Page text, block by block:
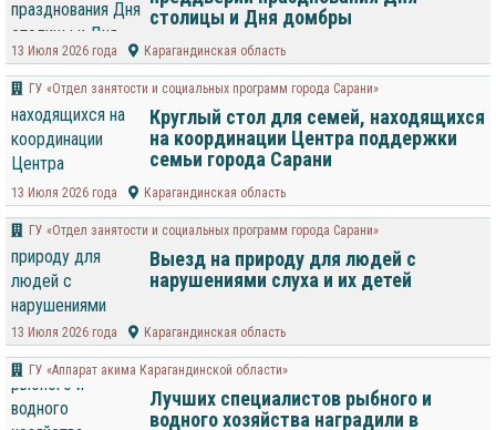
столицы и Дня домбры
13 Июля 2026 года Карагандинская область
ГУ «Отдел занятости и социальных программ города Сарани»
Круглый стол для семей, находящихся
на координации Центра поддержки
семьи города Сарани
13 Июля 2026 года Карагандинская область
ГУ «Отдел занятости и социальных программ города Сарани»
Выезд на природу для людей с
нарушениями слуха и их детей
13 Июля 2026 года Карагандинская область
ГУ «Аппарат акима Карагандинской области»
Лучших специалистов рыбного и
водного хозяйства наградили в